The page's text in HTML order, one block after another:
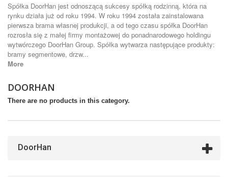
Spółka DoorHan jest odnoszącą sukcesy spółką rodzinną, która na
rynku działa już od roku 1994. W roku 1994 została zainstalowana
pierwsza brama własnej produkcji, a od tego czasu spółka DoorHan
rozrosła się z małej firmy montażowej do ponadnarodowego holdingu
wytwórczego DoorHan Group. Spółka wytwarza następujące produkty:
bramy segmentowe, drzw...
More
DOORHAN
There are no products in this category.
DoorHan